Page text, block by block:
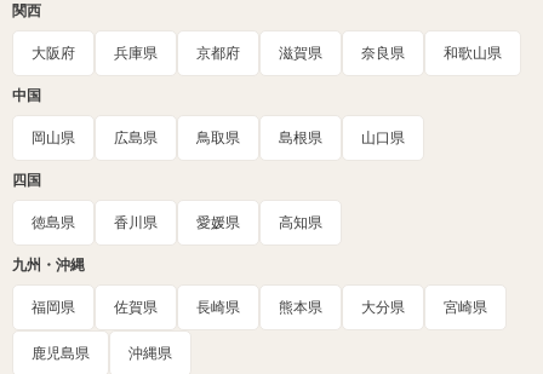
関西
大阪府 兵庫県 京都府 滋賀県 奈良県 和歌山県
中国
岡山県 広島県 鳥取県 島根県 山口県
四国
徳島県 香川県 愛媛県 高知県
九州・沖縄
福岡県 佐賀県 長崎県 熊本県 大分県 宮崎県
鹿児島県 沖縄県